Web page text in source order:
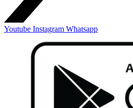
Youtube Instagram Whatsapp